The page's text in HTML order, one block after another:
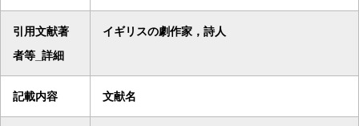
引用文献著
者等_詳細
イギリスの劇作家，詩人
記載内容 文献名